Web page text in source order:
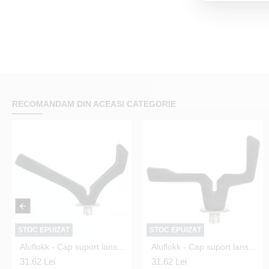
RECOMANDAM DIN ACEASI CATEGORIE
STOC EPUIZAT
31.62 Lei
STOC EPUIZAT
31.62 Lei
141.78 Lei 149.94 Lei